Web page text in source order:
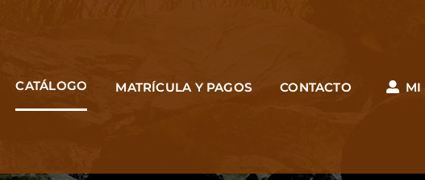
CATÁLOGO MATRÍCULA Y PAGOS CONTACTO MI